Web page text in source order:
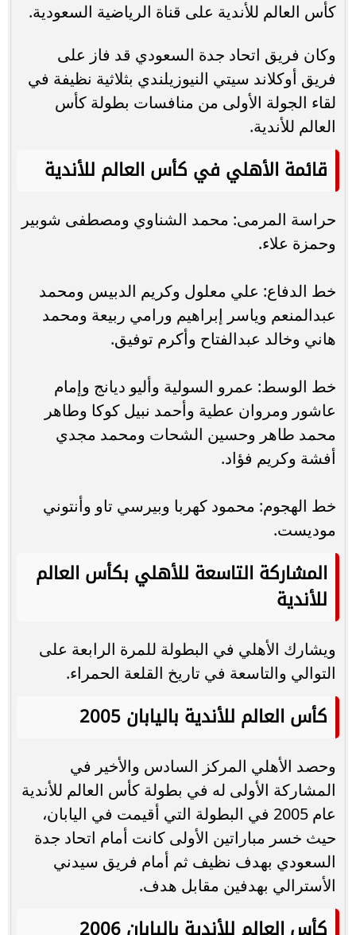
كأس العالم للأندية على قناة الرياضية السعودية.
وكان فريق اتحاد جدة السعودي قد فاز على
فريق أوكلاند سيتي النيوزيلندي بثلاثية نظيفة في
لقاء الجولة الأولى من منافسات بطولة كأس
العالم للأندية.
قائمة الأهلي في كأس العالم للأندية
حراسة المرمى: محمد الشناوي ومصطفى شوبير
وحمزة علاء.
خط الدفاع: علي معلول وكريم الدبيس ومحمد
عبدالمنعم وياسر إبراهيم ورامي ربيعة ومحمد
هاني وخالد عبدالفتاح وأكرم توفيق.
خط الوسط: عمرو السولية وأليو ديانج وإمام
عاشور ومروان عطية وأحمد نبيل كوكا وطاهر
محمد طاهر وحسين الشحات ومحمد مجدي
أفشة وكريم فؤاد.
خط الهجوم: محمود كهربا وبيرسي تاو وأنتوني
موديست.
المشاركة التاسعة للأهلي بكأس العالم
للأندية
ويشارك الأهلي في البطولة للمرة الرابعة على
التوالي والتاسعة في تاريخ القلعة الحمراء.
كأس العالم للأندية باليابان 2005
وحصد الأهلي المركز السادس والأخير في
المشاركة الأولى له في بطولة كأس العالم للأندية
عام 2005 في البطولة التي أقيمت في اليابان،
حيث خسر مباراتين الأولى كانت أمام اتحاد جدة
السعودي بهدف نظيف ثم أمام فريق سيدني
الأسترالي بهدفين مقابل هدف.